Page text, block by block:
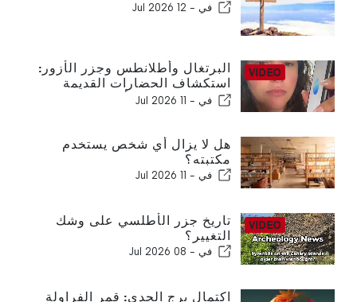
في - 12 Jul 2026
البرتغال وأطلانطس وجزر الأزور:
استكشاف الحضارات القديمة
والطاقة الخفية للأرض
في - 11 Jul 2026
هل لا يزال أي شخص يستخدم
مكتبته؟
في - 11 Jul 2026
تاريخ جزر الأطلسي على وشك
التغيير؟
في - 08 Jul 2026
اكتمال برج الجدي: قمر الفراولة